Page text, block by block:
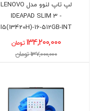
لپ تاپ لنوو مدل LENOVO
IDEAPAD SLIM 3 -
I5(13420H)-16-512GB-INT
134,200,000 تومان
137,000,000 تومان